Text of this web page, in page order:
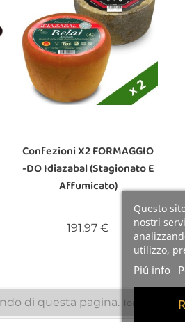
Questo
nostri
utilizzo,
Piú info
Confezioni X2 FORMAGGIO
-DO Idiazabal (stagionato E
Affumicato)
191,97 € Prezzo
di questa pagina. Torna